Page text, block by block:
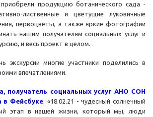
продукцию ботанического сада -
лиственные и цветущие луковичные
первоцветы, а также яркие фотографии
нашим получателям социальных услуг и
и весь проект в целом.
экскурсии многие участники поделились в
впечатлениями.
получатель социальных услуг АНО СОН
в Фейсбуке: «18.02.21 - чудесный солнечный
этап в нашей жизни, который мы, люди